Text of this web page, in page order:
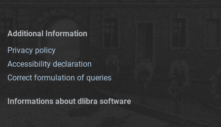
Additional Information
Privacy policy
Accessibility declaration
Correct formulation of queries
Informations about dlibra software